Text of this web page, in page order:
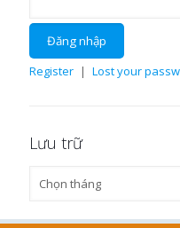
Register | Lost your
Lưu trữ
trữ